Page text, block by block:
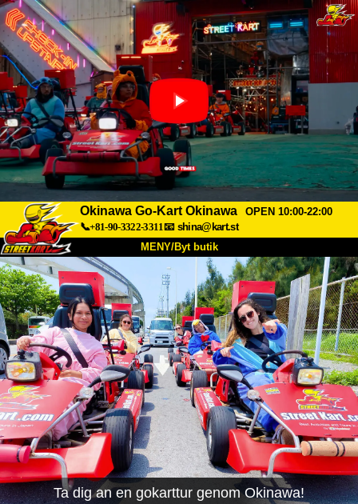
Okinawa Go-Kart Okinawa
OPEN 10:00-22:00
📞+81-90-3322-3311📧 shina@kart.st
MENY/Byt butik
HEM
Om oss Specifikationer Pris
Hitta hit Röster FAQ
Företag Boka
Byt butik
Tokyo Shinagawa Tokyo Akihabara#1
Tokyo Akihabara#2 Tokyo Shibuya
Tokyo Shibuya Annex Tokyo Bay
Tokyo Asakusa Osaka
Ta dig an en gokarttur genom Okinawa!